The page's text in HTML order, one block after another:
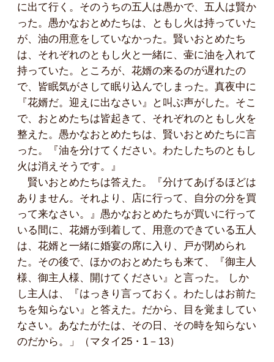
に出て行く。そのうちの五人は愚かで、五人は賢か
った。愚かなおとめたちは、ともし火は持っていた
が、油の用意をしていなかった。賢いおとめたち
は、それぞれのともし火と一緒に、壷に油を入れて
持っていた。ところが、花婿の来るのが遅れたの
で、皆眠気がさして眠り込んでしまった。真夜中に
『花婿だ。迎えに出なさい』と叫ぶ声がした。そこ
で、おとめたちは皆起きて、それぞれのともし火を
整えた。愚かなおとめたちは、賢いおとめたちに言
った。『油を分けてください。わたしたちのともし
火は消えそうです。』
賢いおとめたちは答えた。『分けてあげるほどは
ありません。それより、店に行って、自分の分を買
って来なさい。』愚かなおとめたちが買いに行って
いる間に、花婿が到着して、用意のできている五人
は、花婿と一緒に婚宴の席に入り、戸が閉められ
た。その後で、ほかのおとめたちも来て、『御主人
様、御主人様、開けてください』と言った。 しか
し主人は、『はっきり言っておく。わたしはお前た
ちを知らない』と答えた。だから、目を覚ましてい
なさい。あなたがたは、その日、その時を知らない
のだから。」（マタイ25・1－13）